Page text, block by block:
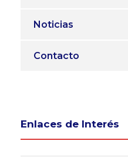
Noticias
Contacto
Enlaces de Interés